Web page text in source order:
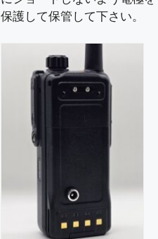
保護して保管して下さい。